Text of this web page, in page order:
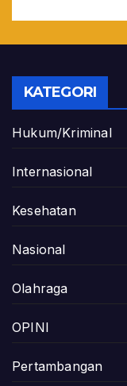
KATEGORI
Hukum/Kriminal
Internasional
Kesehatan
Nasional
Olahraga
OPINI
Pertambangan